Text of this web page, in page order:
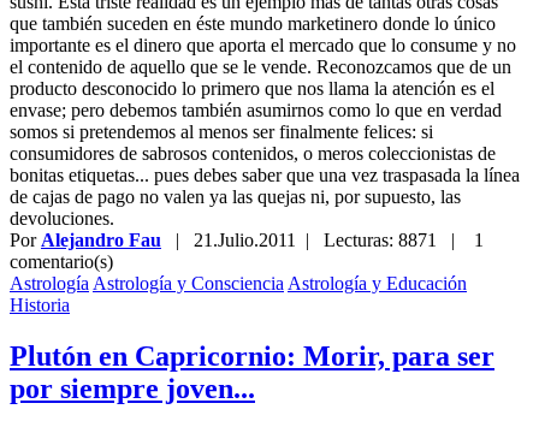
que también suceden en éste mundo marketinero donde lo único
importante es el dinero que aporta el mercado que lo consume y no
el contenido de aquello que se le vende. Reconozcamos que de un
producto desconocido lo primero que nos llama la atención es el
envase; pero debemos también asumirnos como lo que en verdad
somos si pretendemos al menos ser finalmente felices: si
consumidores de sabrosos contenidos, o meros coleccionistas de
bonitas etiquetas... pues debes saber que una vez traspasada la línea
de cajas de pago no valen ya las quejas ni, por supuesto, las
devoluciones.
Por Alejandro Fau | 21.Julio.2011 | Lecturas: 8871 |
1
comentario(s)
Astrología Astrología y Consciencia Astrología y Educación
Historia
Plutón en Capricornio: Morir, para ser
por siempre joven...